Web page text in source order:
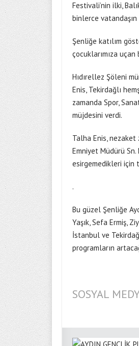
Festivali’nin ilki,
binlerce vatandaşın
Şenliğe katılım
çocuklarımıza
Hıdırellez Şöleni
Enis, Tekirdağlı
zamanda Spor,
müjdesini verdi.
Talha Enis, nezaket
Emniyet Müdürü
esirgemedikleri
.
Bu güzel Şenliğe
Yaşık, Sefa Ermiş,
İstanbul ve
programların
SOSYAL